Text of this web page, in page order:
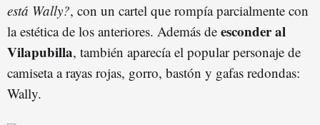
está Wally?, con un cartel que rompía parcialmente con
la estética de los anteriores. Además de esconder al
Vilapubilla, también aparecía el popular personaje de
camiseta a rayas rojas, gorro, bastón y gafas redondas:
Wally.